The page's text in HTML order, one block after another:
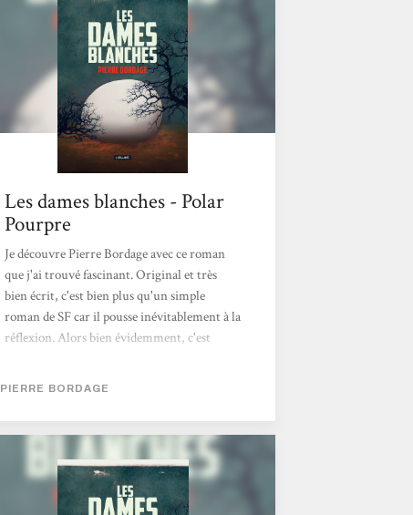
Les dames blanches - Polar
Pourpre
Je découvre Pierre Bordage avec ce roman
que j'ai trouvé fascinant. Original et très
bien écrit, c'est bien plus qu'un simple
roman de SF car il pousse inévitablement à la
réflexion. Alors bien évidemment, c'est
dans ce roman foisonnent une multitude de
thèmes (écologie, surpopulation,
épuisement des ressources naturelles,
nouvelles technologies, communication, ...),
sans que pour autant cela ne donne
PIERRE BORDAGE